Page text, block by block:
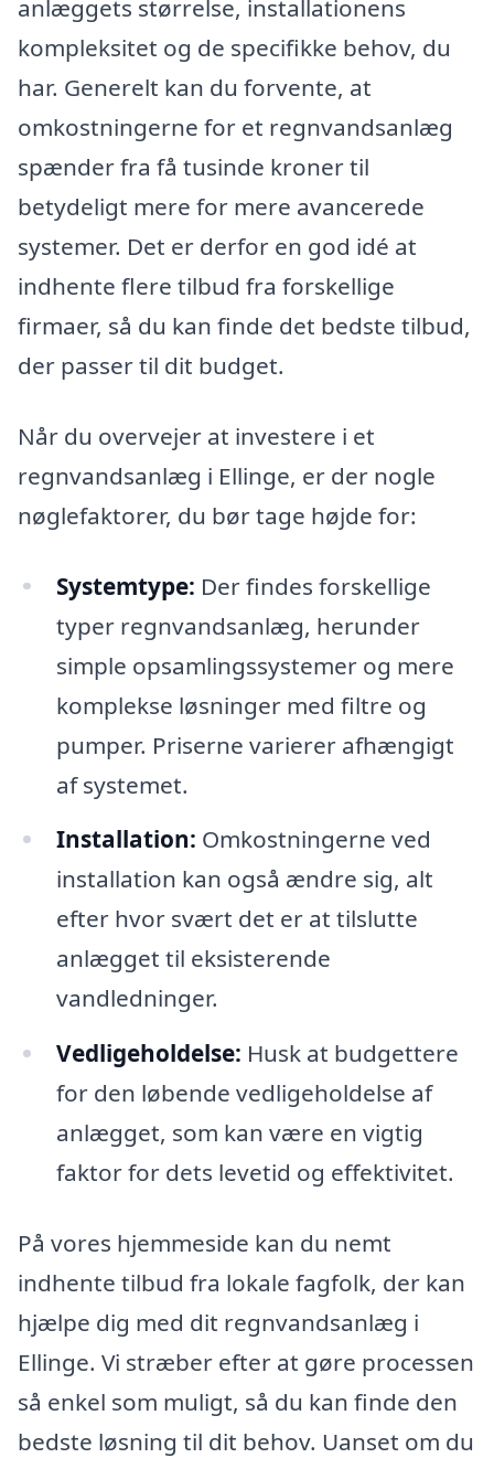
anlæggets størrelse, installationens
kompleksitet og de specifikke behov, du
har. Generelt kan du forvente, at
omkostningerne for et regnvandsanlæg
spænder fra få tusinde kroner til
betydeligt mere for mere avancerede
systemer. Det er derfor en god idé at
indhente flere tilbud fra forskellige
firmaer, så du kan finde det bedste tilbud,
der passer til dit budget.
Når du overvejer at investere i et
regnvandsanlæg i Ellinge, er der nogle
nøglefaktorer, du bør tage højde for:
Systemtype: Der findes forskellige
typer regnvandsanlæg, herunder
simple opsamlingssystemer og mere
komplekse løsninger med filtre og
pumper. Priserne varierer afhængigt
af systemet.
Installation: Omkostningerne ved
installation kan også ændre sig, alt
efter hvor svært det er at tilslutte
anlægget til eksisterende
vandledninger.
Vedligeholdelse: Husk at budgettere
for den løbende vedligeholdelse af
anlægget, som kan være en vigtig
faktor for dets levetid og effektivitet.
På vores hjemmeside kan du nemt
indhente tilbud fra lokale fagfolk, der kan
hjælpe dig med dit regnvandsanlæg i
Ellinge. Vi stræber efter at gøre processen
så enkel som muligt, så du kan finde den
bedste løsning til dit behov. Uanset om du